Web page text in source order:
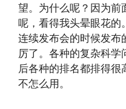
望。为什么呢？因为前
呢，看得我头晕眼花的
连续发布会的时候发
厉了。各种的复杂科学
后各种的排名都排得
不怎么用。